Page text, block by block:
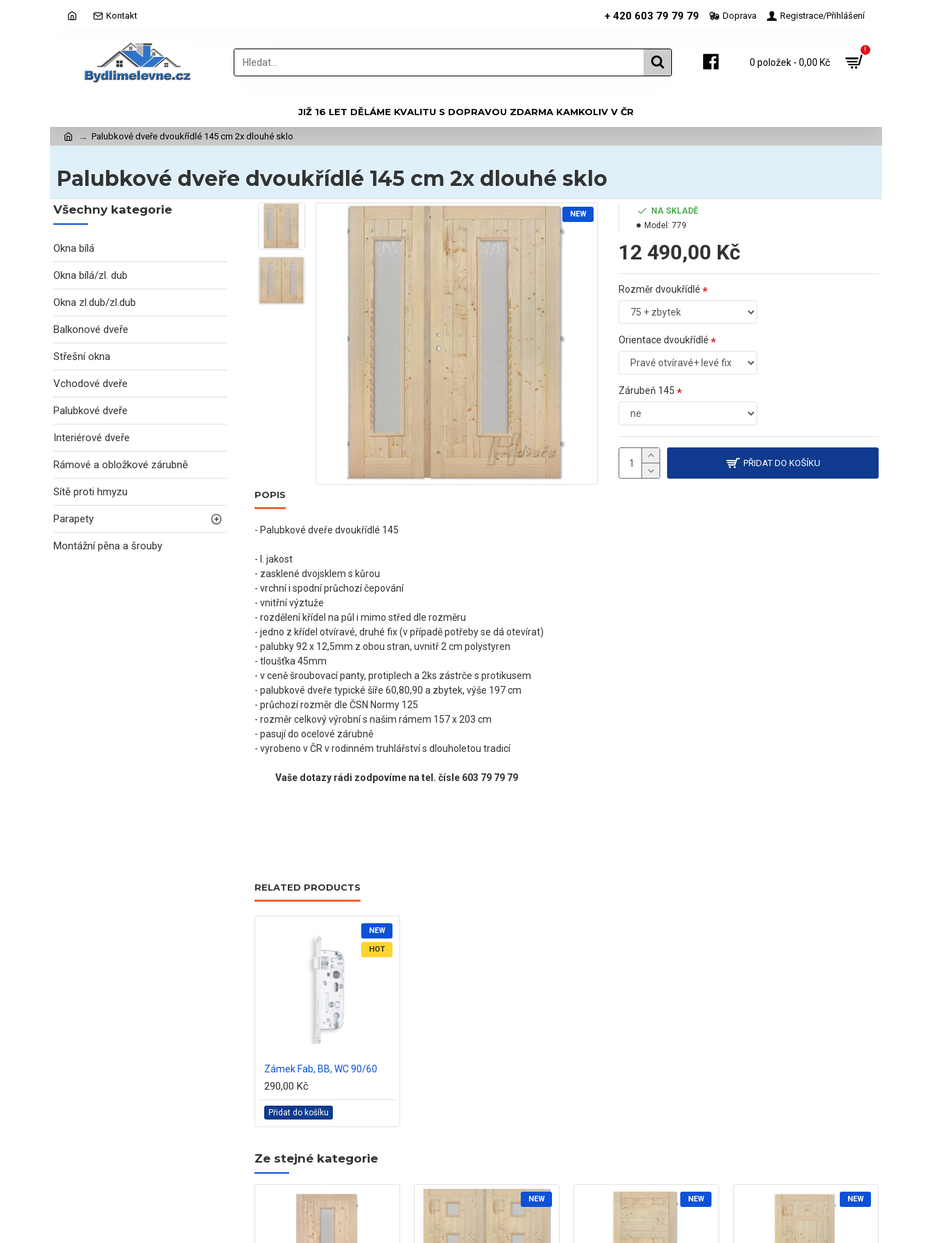
Kontakt + 420 603 79 79 79 Doprava Registrace/Přihlášení
0 položek - 0,00 Kč
!
JIŽ 16 LET DĚLÁME KVALITU S DOPRAVOU ZDARMA KAMKOLIV V ČR
Palubkové dveře dvoukřídlé 145 cm 2x dlouhé sklo
Palubkové dveře dvoukřídlé 145 cm 2x dlouhé sklo
Všechny kategorie
Okna bílá
Okna bílá/zl. dub
Okna zl.dub/zl.dub
Balkonové dveře
Střešní okna
Vchodové dveře
Palubkové dveře
Interiérové dveře
Rámové a obložkové zárubně
Sítě proti hmyzu
Parapety
Montážní pěna a šrouby
NEW
NA SKLADĚ
Model: 779
12 490,00 Kč
Rozměr dvoukřídlé
Orientace dvoukřídlé
Zárubeň 145
PŘIDAT DO KOŠÍKU
POPIS
- Palubkové dveře dvoukřídlé 145
- I. jakost
- zasklené dvojsklem s kůrou
- vrchní i spodní průchozí čepování
- vnitřní výztuže
- rozdělení křídel na půl i mimo střed dle rozměru
- jedno z křídel otvíravé, druhé fix (v případě potřeby se dá otevírat)
- palubky 92 x 12,5mm z obou stran, uvnitř 2 cm polystyren
- tloušťka 45mm
- v ceně šroubovací panty, protiplech a 2ks zástrče s protikusem
- palubkové dveře typické šíře 60,80,90 a zbytek, výše 197 cm
- průchozí rozměr dle ČSN Normy 125
- rozměr celkový výrobní s našim rámem 157 x 203 cm
- pasují do ocelové zárubně
- vyrobeno v ČR v rodinném truhlářství s dlouholetou tradicí
Vaše dotazy rádi zodpovíme na tel. čísle 603 79 79 79
RELATED PRODUCTS
NEW
HOT
Zámek Fab, BB, WC 90/60
290,00 Kč
Přidat do košíku
Ze stejné kategorie
NEW NEW NEW